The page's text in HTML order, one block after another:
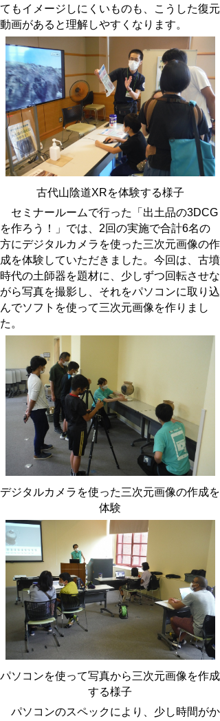
てもイメージしにくいものも、こうした復元
動画があると理解しやすくなります。
古代山陰道XRを体験する様子
セミナールームで行った「出土品の3DCG
を作ろう！」では、2回の実施で合計6名の
方にデジタルカメラを使った三次元画像の作
成を体験していただきました。今回は、古墳
時代の土師器を題材に、少しずつ回転させな
がら写真を撮影し、それをパソコンに取り込
んでソフトを使って三次元画像を作りまし
た。
デジタルカメラを使った三次元画像の作成を
体験
パソコンを使って写真から三次元画像を作成
する様子
パソコンのスペックにより、少し時間がか